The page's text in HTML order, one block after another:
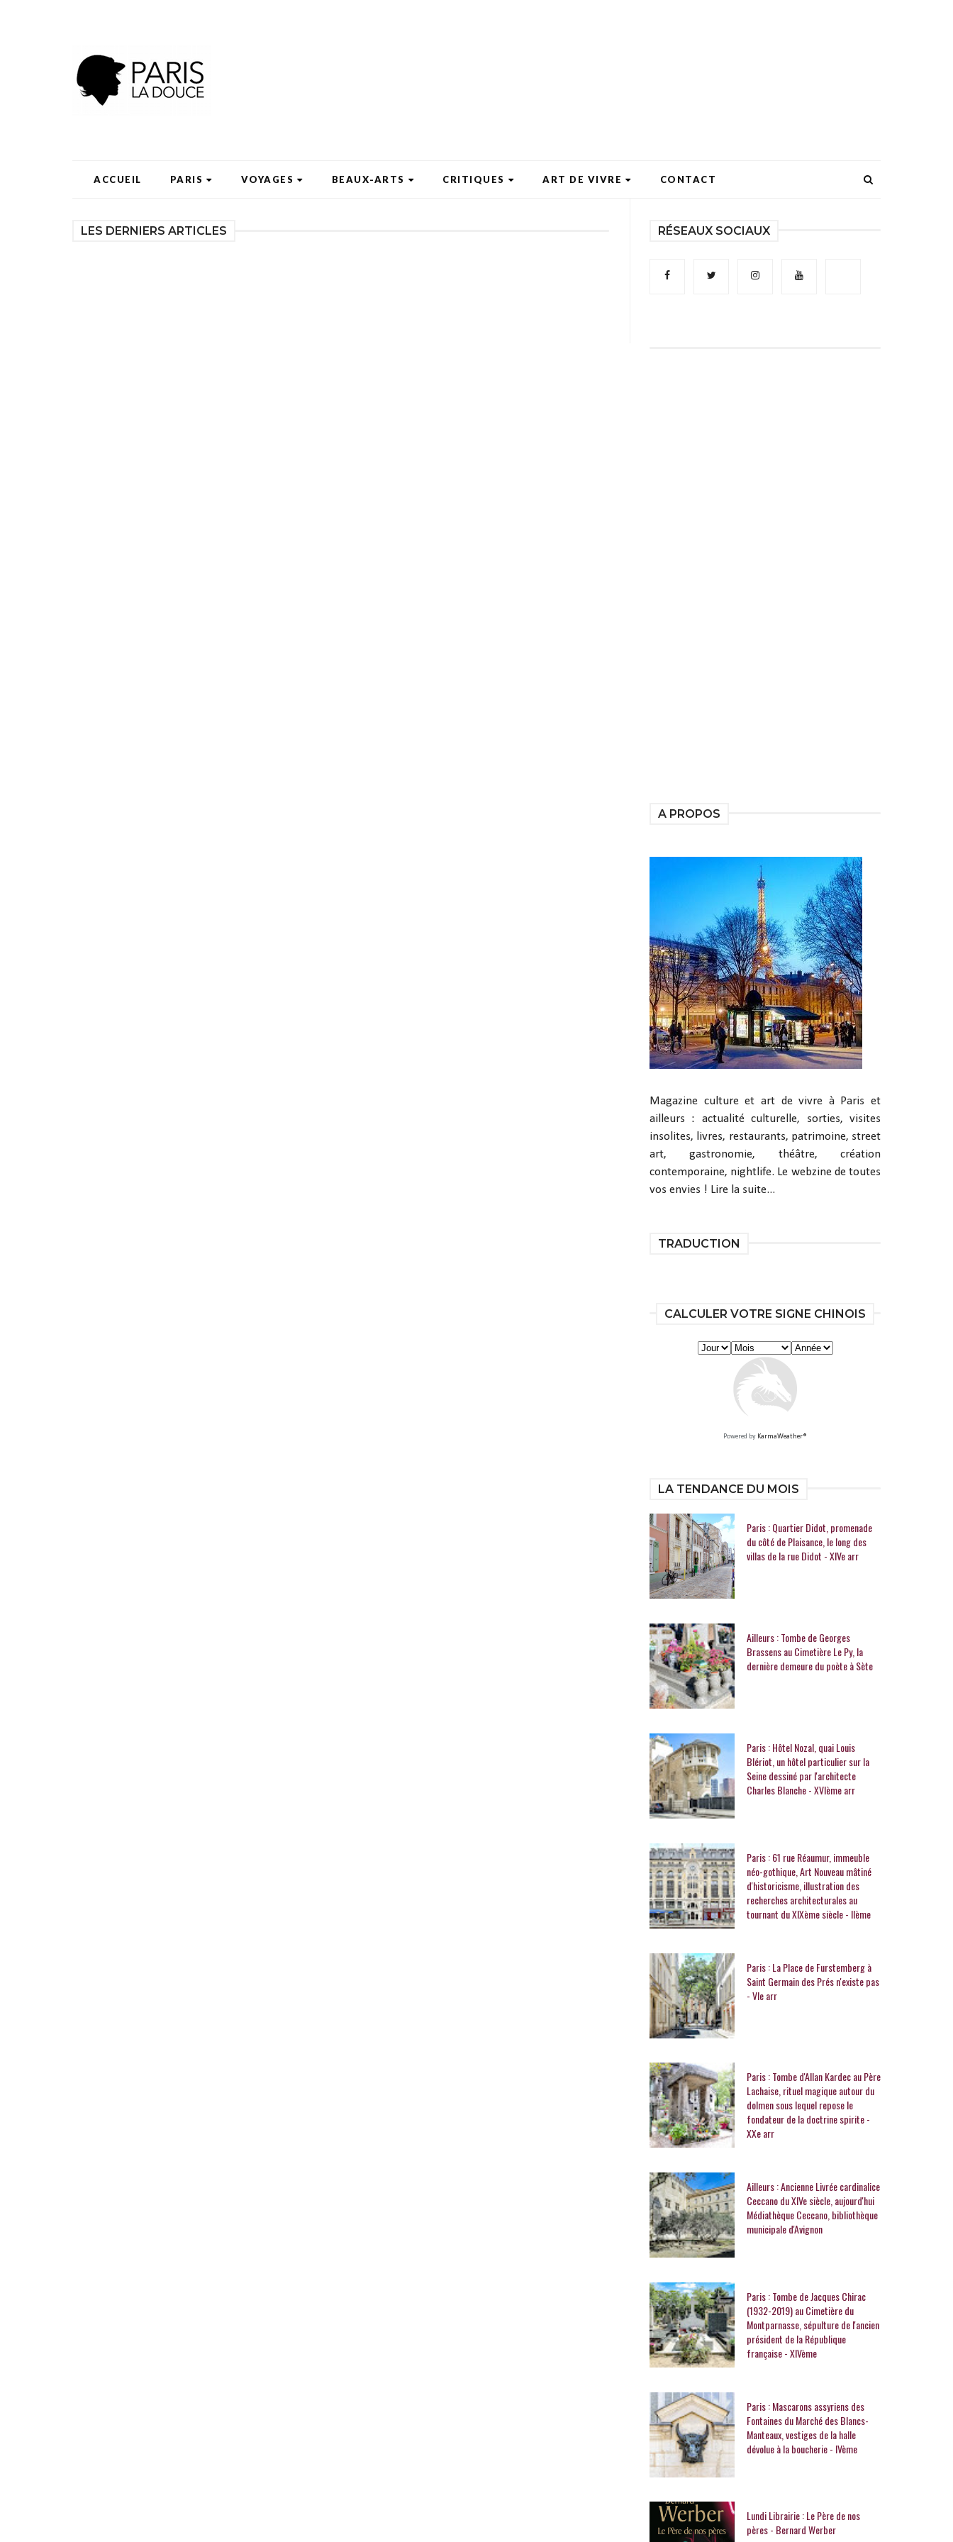
ACCUEIL PARIS VOYAGES BEAUX-ARTS CRITIQUES ART DE VIVRE CONTACT
LES DERNIERS ARTICLES RÉSEAUX SOCIAUX
A PROPOS
Magazine culture et art de vivre à Paris et
ailleurs : actualité culturelle, sorties, visites
insolites, livres, restaurants, patrimoine, street
art, gastronomie, théâtre, création
contemporaine, nightlife. Le webzine de toutes
vos envies ! Lire la suite...
TRADUCTION
CALCULER VOTRE SIGNE CHINOIS
Powered by KarmaWeather®
LA TENDANCE DU MOIS
Paris : Quartier Didot, promenade
du côté de Plaisance, le long des
villas de la rue Didot - XIVe arr
Ailleurs : Tombe de Georges
Brassens au Cimetière Le Py, la
dernière demeure du poète à Sète
Paris : Hôtel Nozal, quai Louis
Blériot, un hôtel particulier sur la
Seine dessiné par l'architecte
Charles Blanche - XVIème arr
Paris : 61 rue Réaumur, immeuble
néo-gothique, Art Nouveau mâtiné
d'historicisme, illustration des
recherches architecturales au
tournant du XIXème siècle - IIème
Paris : La Place de Furstemberg à
Saint Germain des Prés n'existe pas
- VIe arr
Paris : Tombe d'Allan Kardec au Père
Lachaise, rituel magique autour du
dolmen sous lequel repose le
fondateur de la doctrine spirite -
XXe arr
Ailleurs : Ancienne Livrée cardinalice
Ceccano du XIVe siècle, aujourd'hui
Médiathèque Ceccano, bibliothèque
municipale d'Avignon
Paris : Tombe de Jacques Chirac
(1932-2019) au Cimetière du
Montparnasse, sépulture de l'ancien
président de la République
française - XIVème
Paris : Mascarons assyriens des
Fontaines du Marché des Blancs-
Manteaux, vestiges de la halle
dévolue à la boucherie - IVème
Lundi Librairie : Le Père de nos
pères - Bernard Werber